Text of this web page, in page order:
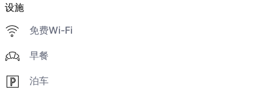
设施
免费Wi-Fi
早餐
泊车